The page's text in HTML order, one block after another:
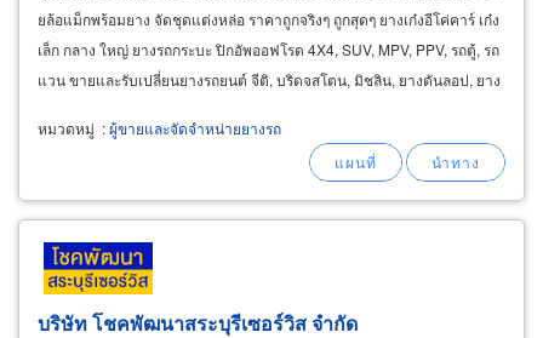
ยล้อแม็กพร้อมยาง จัดชุดแต่งหล่อ ราคาถูกจริงๆ ถูกสุดๆ ยางเก๋งอีโค่คาร์ เก๋ง
เล็ก กลาง ใหญ่ ยางรถกระบะ ปิกอัพออฟโรด 4X4, SUV, MPV, PPV, รถตู้, รถ
แวน ขายและรับเปลี่ยนยางรถยนต์ จีติ, บริดจสโตน, มิชลิน, ยางดันลอป, ยาง
หมวดหมู่ :ผู้ขายและจัดจำหน่ายยางรถ
บริษัท โชคพัฒนาสระบุรีเซอร์วิส จำกัด